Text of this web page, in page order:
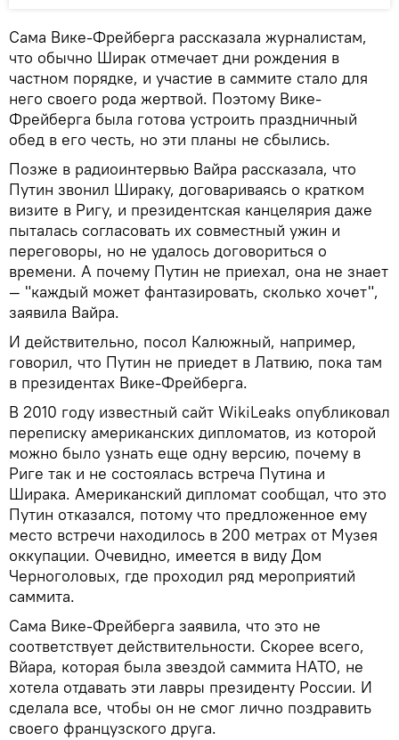
Сама Вике-Фрейберга рассказала журналистам,
что обычно Ширак отмечает дни рождения в
частном порядке, и участие в саммите стало для
него своего рода жертвой. Поэтому Вике-
Фрейберга была готова устроить праздничный
обед в его честь, но эти планы не сбылись.
Позже в радиоинтервью Вайра рассказала, что
Путин звонил Шираку, договариваясь о кратком
визите в Ригу, и президентская канцелярия даже
пыталась согласовать их совместный ужин и
переговоры, но не удалось договориться о
времени. А почему Путин не приехал, она не знает
— "каждый может фантазировать, сколько хочет",
заявила Вайра.
И действительно, посол Калюжный, например,
говорил, что Путин не приедет в Латвию, пока там
в президентах Вике-Фрейберга.
В 2010 году известный сайт WikiLeaks опубликовал
переписку американских дипломатов, из которой
можно было узнать еще одну версию, почему в
Риге так и не состоялась встреча Путина и
Ширака. Американский дипломат сообщал, что это
Путин отказался, потому что предложенное ему
место встречи находилось в 200 метрах от Музея
оккупации. Очевидно, имеется в виду Дом
Черноголовых, где проходил ряд мероприятий
саммита.
Cама Вике-Фрейберга заявила, что это не
соответствует действительности. Скорее всего,
Вйара, которая была звездой саммита НАТО, не
хотела отдавать эти лавры президенту России. И
сделала все, чтобы он не смог лично поздравить
своего французского друга.